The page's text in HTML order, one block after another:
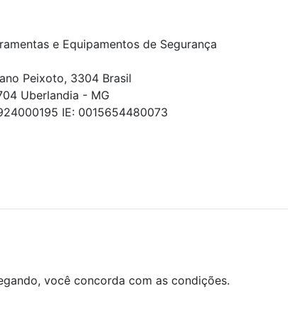
e Equipamentos de Segurança
Peixoto, 3304 Brasil
Uberlandia - MG
IE: 0015654480073
você concorda com as condições.